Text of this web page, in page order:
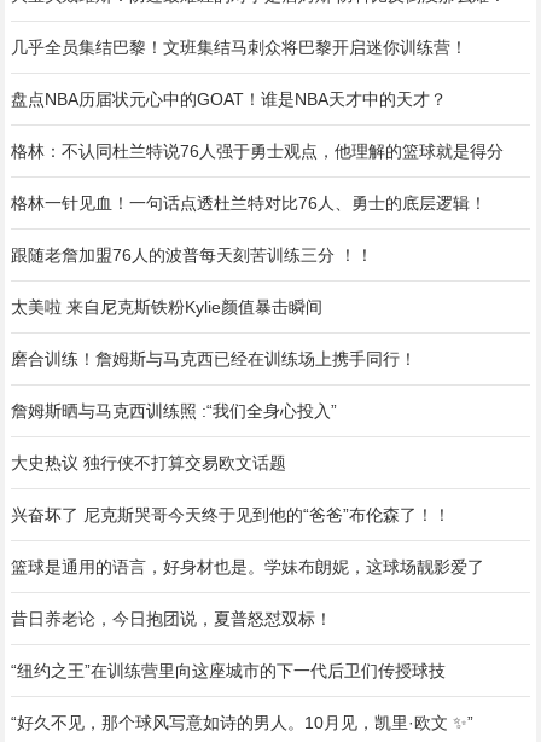
几乎全员集结巴黎！文班集结马刺众将巴黎开启迷你训练营！
盘点NBA历届状元心中的GOAT！谁是NBA天才中的天才？
格林：不认同杜兰特说76人强于勇士观点，他理解的篮球就是得分
格林一针见血！一句话点透杜兰特对比76人、勇士的底层逻辑！
跟随老詹加盟76人的波普每天刻苦训练三分 ！！
太美啦 来自尼克斯铁粉Kylie颜值暴击瞬间
磨合训练！詹姆斯与马克西已经在训练场上携手同行！
詹姆斯晒与马克西训练照 :“我们全身心投入”
大史热议 独行侠不打算交易欧文话题
兴奋坏了 尼克斯哭哥今天终于见到他的“爸爸”布伦森了！！
篮球是通用的语言，好身材也是。学妹布朗妮，这球场靓影爱了
昔日养老论，今日抱团说，夏普怒怼双标！️
“纽约之王”在训练营里向这座城市的下一代后卫们传授球技
“好久不见，那个球风写意如诗的男人。10月见，凯里·欧文 ✨”